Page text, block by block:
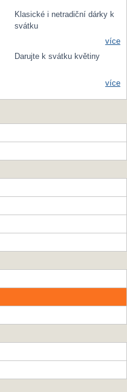
Klasické i netradiční dárky k
svátku
více
Darujte k svátku květiny
více